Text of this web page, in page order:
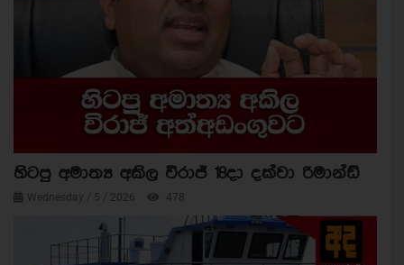
හිටපු අමාත්‍ය අකිල විරාජ් 18දා දක්වා රිමාන්ඩ්
Wednesday / 5 / 2026 478